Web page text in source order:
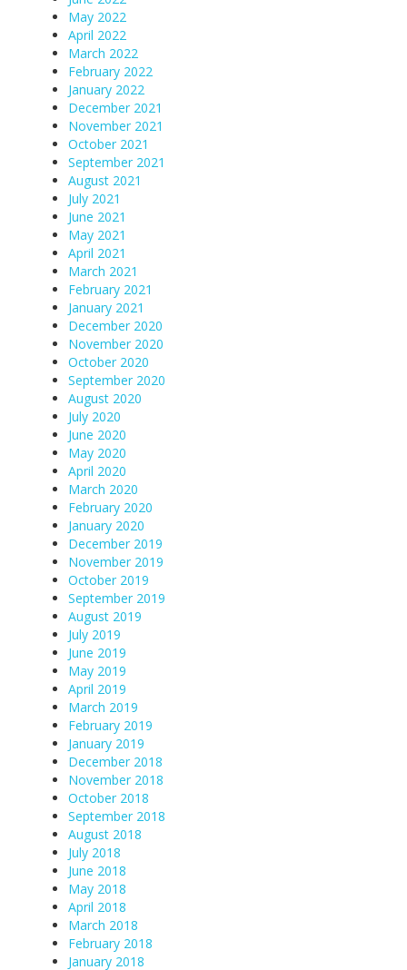
May 2022
April 2022
March 2022
February 2022
January 2022
December 2021
November 2021
October 2021
September 2021
August 2021
July 2021
June 2021
May 2021
April 2021
March 2021
February 2021
January 2021
December 2020
November 2020
October 2020
September 2020
August 2020
July 2020
June 2020
May 2020
April 2020
March 2020
February 2020
January 2020
December 2019
November 2019
October 2019
September 2019
August 2019
July 2019
June 2019
May 2019
April 2019
March 2019
February 2019
January 2019
December 2018
November 2018
October 2018
September 2018
August 2018
July 2018
June 2018
May 2018
April 2018
March 2018
February 2018
January 2018